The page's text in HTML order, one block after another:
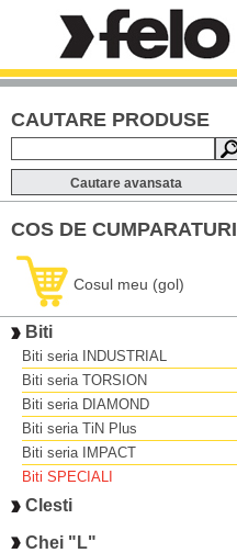
CAUTARE PRODUSE
Cautare avansata
COS DE CUMPARATURI
Cosul meu (gol)
Biti
Biti seria INDUSTRIAL
Biti seria TORSION
Biti seria DIAMOND
Biti seria TiN Plus
Biti seria IMPACT
Biti SPECIALI
Clesti
Chei "L"